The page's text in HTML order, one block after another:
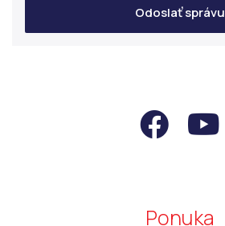
Odoslať správu
Ponuka